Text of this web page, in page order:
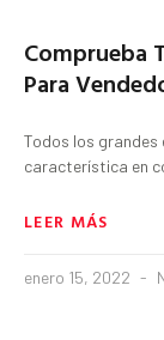
Comprueba
Para
Todos los
característica en
LEER MÁS
enero 15, 2022